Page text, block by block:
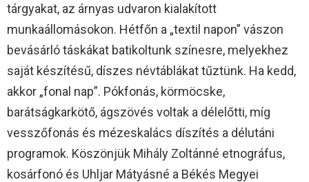
tárgyakat, az árnyas udvaron kialakított
munkaállomásokon. Hétfőn a „textil napon” vászon
bevásárló táskákat batikoltunk színesre, melyekhez
saját készítésű, díszes névtáblákat tűztünk. Ha kedd,
akkor „fonal nap”. Pókfonás, körmöcske,
barátságkarkötő, ágszövés voltak a délelőtti, míg
vesszőfonás és mézeskalács díszítés a délutáni
programok. Köszönjük Mihály Zoltánné etnográfus,
kosárfonó és Uhljar Mátyásné a Békés Megyei